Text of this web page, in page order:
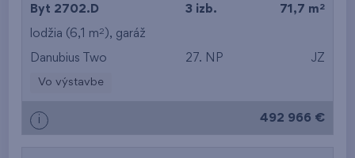
Byt 2702.D 3 izb. 71,7 m 2
lodžia (6,1 m2 ), garáž
Danubius Two 27. NP JZ
Vo výstavbe
i 492 966 €